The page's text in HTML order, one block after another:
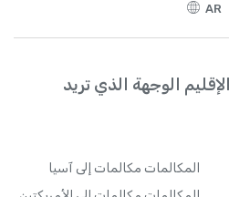
AR
الوجهة الذي تريد
المكالمات مكالمات إلى آسيا